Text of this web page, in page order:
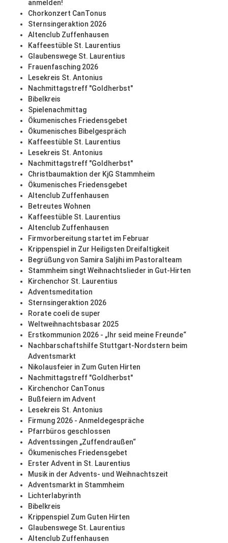
anmelden!
Chorkonzert CanTonus
Sternsingeraktion 2026
Altenclub Zuffenhausen
Kaffeestüble St. Laurentius
Glaubenswege St. Laurentius
Frauenfasching 2026
Lesekreis St. Antonius
Nachmittagstreff "Goldherbst"
Bibelkreis
Spielenachmittag
Ökumenisches Friedensgebet
Ökumenisches Bibelgespräch
Kaffeestüble St. Laurentius
Lesekreis St. Antonius
Nachmittagstreff "Goldherbst"
Christbaumaktion der KjG Stammheim
Ökumenisches Friedensgebet
Altenclub Zuffenhausen
Betreutes Wohnen
Kaffeestüble St. Laurentius
Altenclub Zuffenhausen
Firmvorbereitung startet im Februar
Krippenspiel in Zur Heiligsten Dreifaltigkeit
Begrüßung von Samira Saljihi im Pastoralteam
Stammheim singt Weihnachtslieder in Gut-Hirten
Kirchenchor St. Laurentius
Adventsmeditation
Sternsingeraktion 2026
Rorate coeli de super
Weltweihnachtsbasar 2025
Erstkommunion 2026 - „Ihr seid meine Freunde“
Nachbarschaftshilfe Stuttgart-Nordstern beim
Adventsmarkt
Nikolausfeier in Zum Guten Hirten
Nachmittagstreff "Goldherbst"
Kirchenchor CanTonus
Bußfeiern im Advent
Lesekreis St. Antonius
Firmung 2026 - Anmeldegespräche
Pfarrbüros geschlossen
Adventssingen „Zuffendraußen“
Ökumenisches Friedensgebet
Erster Advent in St. Laurentius
Musik in der Advents- und Weihnachtszeit
Adventsmarkt in Stammheim
Lichterlabyrinth
Bibelkreis
Krippenspiel Zum Guten Hirten
Glaubenswege St. Laurentius
Altenclub Zuffenhausen